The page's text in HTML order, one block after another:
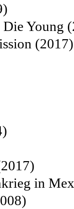
Young
(2017)
in